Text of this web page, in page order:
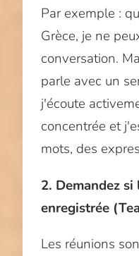
Par exemple :
Grèce, je ne
conversation.
parle avec un
j'écoute
concentrée et
mots, des
2. Demandez
enregistrée
Les réunions